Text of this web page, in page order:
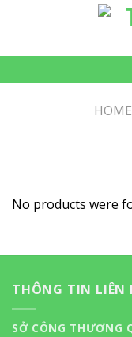
HOME
No products were
THÔNG TIN LIÊN
SỞ CÔNG THƯƠNG